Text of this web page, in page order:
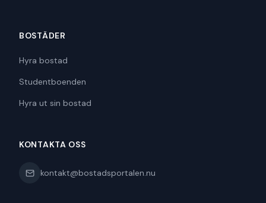
BOSTÄDER
Hyra bostad
Studentboenden
Hyra ut sin bostad
KONTAKTA OSS
kontakt@bostadsportalen.nu